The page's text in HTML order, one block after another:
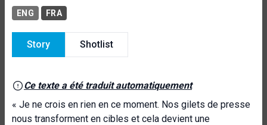
ENG FRA
Story Shotlist
Ce texte a été traduit automatiquement
« Je ne crois en rien en ce moment. Nos gilets de presse
nous transforment en cibles et cela devient une